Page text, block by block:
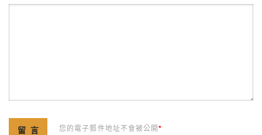
您的電子郵件地址不會被公開*